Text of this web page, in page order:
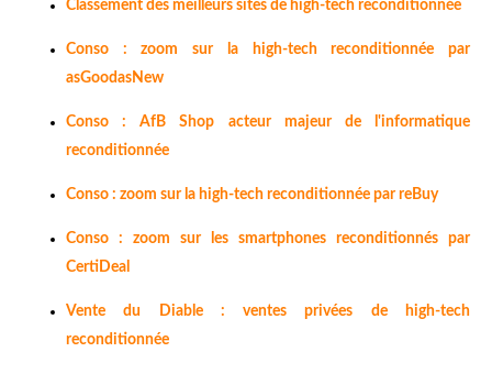
Classement des meilleurs sites de high-tech reconditionnée
Conso : zoom sur la high-tech reconditionnée par
asGoodasNew
Conso : AfB Shop acteur majeur de l'informatique
reconditionnée
Conso : zoom sur la high-tech reconditionnée par reBuy
Conso : zoom sur les smartphones reconditionnés par
CertiDeal
Vente du Diable : ventes privées de high-tech
reconditionnée